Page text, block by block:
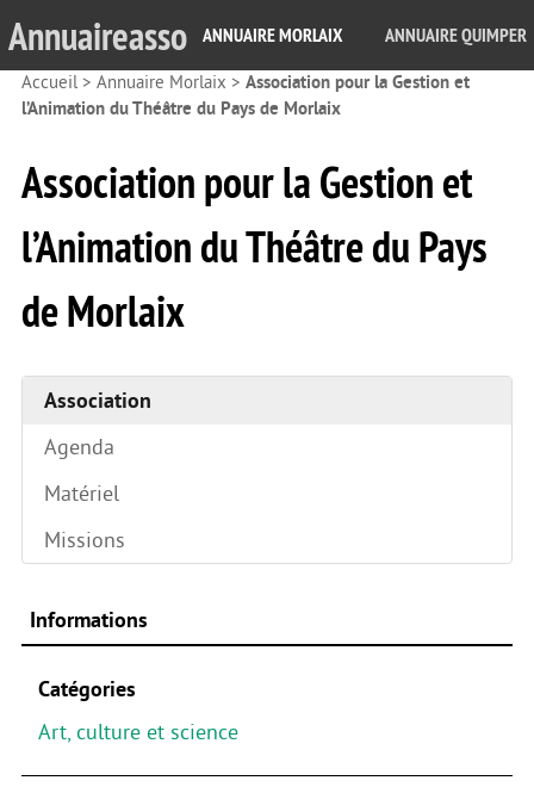
Annuaireasso ANNUAIRE MORLAIX ANNUAIRE QUIMPER
Accueil> Annuaire Morlaix > Association pour la Gestion et
l’Animation du Théâtre du Pays de Morlaix
Association pour la Gestion et
l’Animation du Théâtre du Pays
de Morlaix
Association
Agenda
Matériel
Missions
Informations
Catégories
Art, culture et science